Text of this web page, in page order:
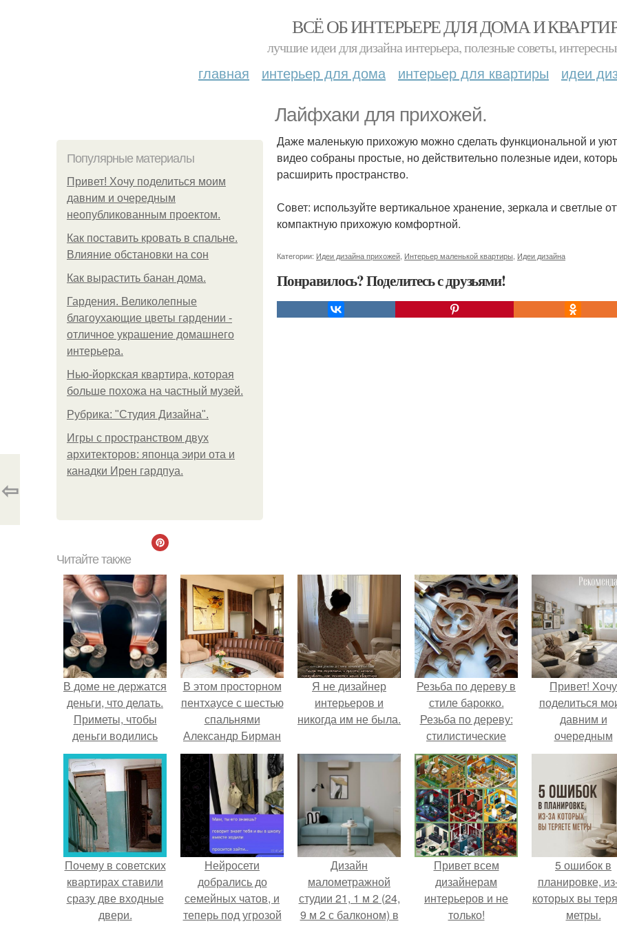
ВСЁ ОБ ИНТЕРЬЕРЕ ДЛЯ ДОМА И
лучшие идеи для дизайна интерьера, полезные советы,
главная интерьер для дома интерьер для квартиры идеи
Лайфхаки для прихожей.
Популярные материалы
Привет! Хочу поделиться моим
давним и очередным
неопубликованным проектом.
Как поставить кровать в спальне.
Влияние обстановки на сон
Как вырастить банан дома.
Гардения. Великолепные
благоухающие цветы гардении -
отличное украшение домашнего
интерьера.
Нью-йоркская квартира, которая
больше похожа на частный музей.
Рубрика: "Студия Дизайна".
Игры с пространством двух
архитекторов: японца эири ота и
канадки Ирен гардпуа.
Даже маленькую прихожую можно сделать функциональной и
видео собраны простые, но действительно полезные идеи,
расширить пространство.
Совет: используйте вертикальное хранение, зеркала и светлые
компактную прихожую комфортной.
Категории: Идеи дизайна прихожей Интерьер маленькой квартиры Идеи дизайна
Понравилось? Поделитесь с друзьями!
⇦
Читайте также
В доме не держатся
деньги, что делать.
Приметы, чтобы
деньги водились
В этом просторном
пентхаусе с шестью
спальнями
Александр Бирман
живет со своей
семьей.
Я не дизайнер
интерьеров и
никогда им не была.
Резьба по дереву в
стиле барокко.
Резьба по дереву:
стилистические
направления и
характерные узоры.
Привет! Хочу
поделиться
давним и
очередным
проектом.
Почему в советских
квартирах ставили
сразу две входные
двери.
Нейросети
добрались до
семейных чатов, и
теперь под угрозой
Дизайн
малометражной
студии 21, 1 м 2 (24,
9 м 2 с балконом) в
Привет всем
дизайнерам
интерьеров и не
только!
5 ошибок в
планировке,
которых вы
метры.